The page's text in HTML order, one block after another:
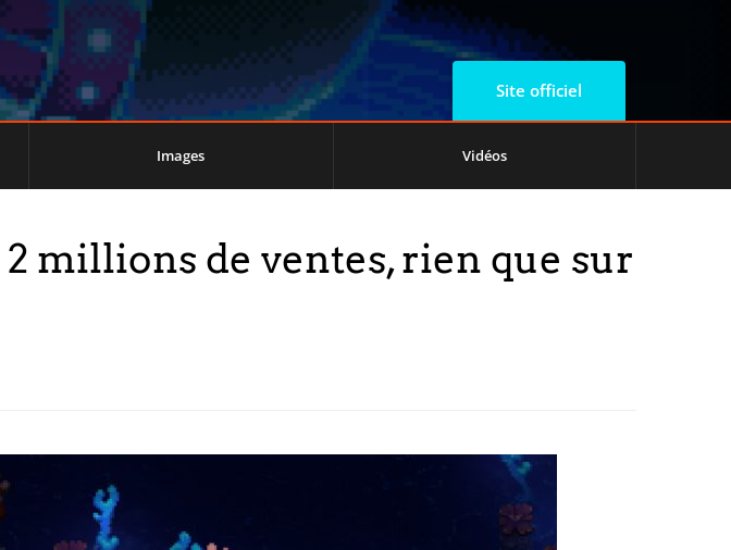
Site officiel
Images Vidéos
millions de ventes, rien que sur